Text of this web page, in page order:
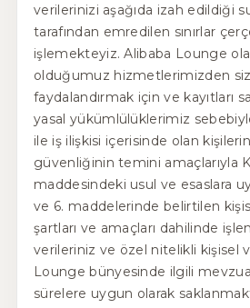
verilerinizi aşağıda izah edildiği
tarafından emredilen sınırlar
işlemekteyiz. Alibaba Lounge
olduğumuz hizmetlerimizden
faydalandırmak için ve kayıtları
yasal yükümlülüklerimiz
ile iş ilişkisi içerisinde olan
güvenliğinin temini amaçlarıyla
maddesindeki usul ve esaslara
ve 6. maddelerinde belirtilen
şartları ve amaçları dahilinde
verileriniz ve özel nitelikli kişisel
Lounge bünyesinde ilgili
sürelere uygun olarak